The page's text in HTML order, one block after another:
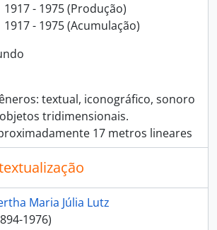
1917 - 1975 (Produção)
1917 - 1975 (Acumulação)
textual, iconográfico, sonoro
tridimensionais.
17 metros lineares
Maria Júlia Lutz
1976)